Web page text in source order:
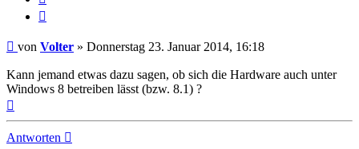
Beitrag
von Volter » Donnerstag 23. Januar 2014, 16:18
Kann jemand etwas dazu sagen, ob sich die Hardware auch unter
Windows 8 betreiben lässt (bzw. 8.1) ?
Antworten